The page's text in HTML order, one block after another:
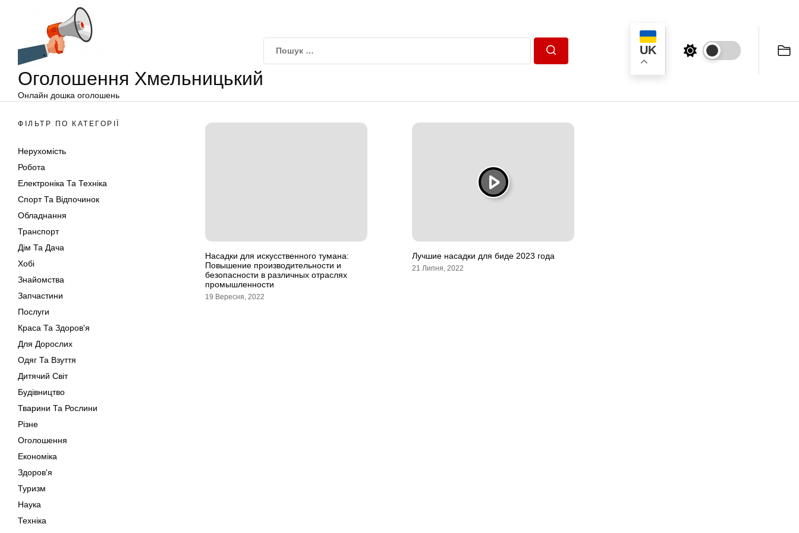
Оголошення Хмельницький
Онлайн дошка оголошень
UK
ФІЛЬТР ПО КАТЕГОРІЇ
Нерухомість
Робота
Електроніка Та Техніка
Спорт Та Відпочинок
Обладнання
Транспорт
Дім Та Дача
Хобі
Знайомства
Запчастини
Послуги
Краса Та Здоров'я
Для Дорослих
Одяг Та Взуття
Дитячий Світ
Будівництво
Тварини Та Рослини
Різне
Оголошення
Економіка
Здоров'я
Туризм
Наука
Техніка
Насадки для искусственного тумана:
Повышение производительности и
безопасности в различных отраслях
промышленности
19 Вересня, 2022
Лучшие насадки для биде 2023 года
21 Липня, 2022